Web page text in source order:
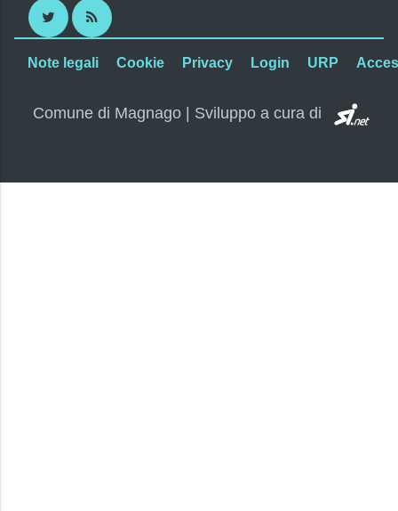
Twitter RSS
Note legali Cookie Privacy Login URP
Comune di Magnago | Sviluppo a cura di